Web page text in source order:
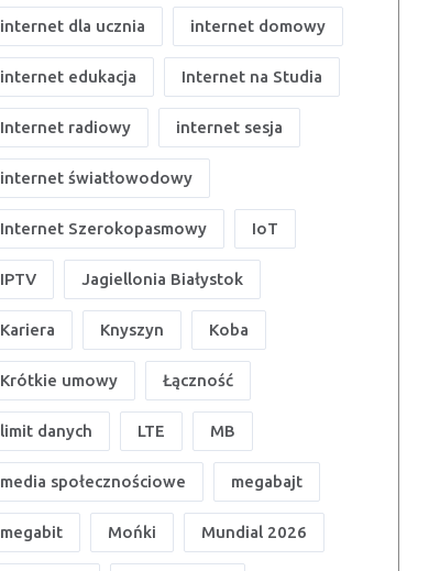
internet dla ucznia internet domowy
internet edukacja Internet na Studia
Internet radiowy internet sesja
internet światłowodowy
Internet Szerokopasmowy IoT
IPTV Jagiellonia Białystok
Kariera Knyszyn Koba
Krótkie umowy Łączność
limit danych LTE MB
media społecznościowe megabajt
megabit Mońki Mundial 2026